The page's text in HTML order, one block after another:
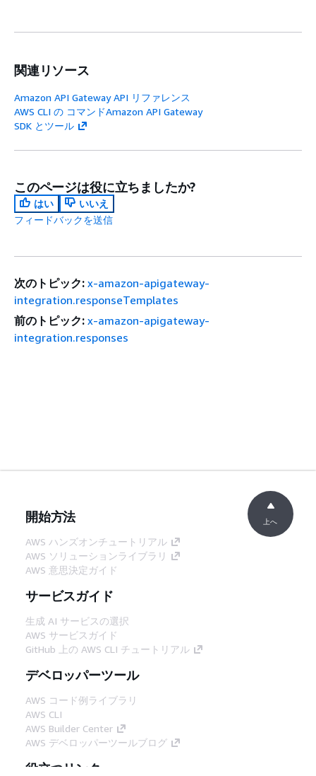
関連リソース
Amazon API Gateway API リファレンス
AWS CLI の コマンドAmazon API Gateway
SDK とツール
このページは役に立ちましたか?
はい
いいえ
フィードバックを送信
次のトピック: x-amazon-apigateway-
integration.responseTemplates
前のトピック: x-amazon-apigateway-
integration.responses
開始方法
AWS ハンズオンチュートリアル
AWS ソリューションライブラリ
AWS 意思決定ガイド
サービスガイド
生成 AI サービスの選択
AWS サービスガイド
GitHub 上の AWS CLI チュートリアル
デベロッパーツール
AWS コード例ライブラリ
AWS CLI
AWS Builder Center
AWS デベロッパーツールブログ
役立つリンク
上へ